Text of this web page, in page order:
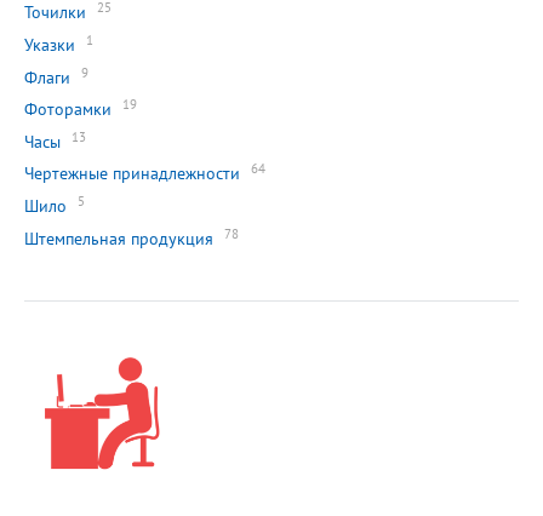
Точилки 25
Указки 1
Флаги 9
Фоторамки 19
Часы 13
Чертежные принадлежности 64
Шило 5
Штемпельная продукция 78